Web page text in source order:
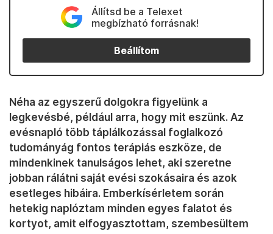
Állítsd be a Telexet
megbízható forrásnak!
Beállítom
Néha az egyszerű dolgokra figyelünk a
legkevésbé, például arra, hogy mit eszünk. Az
evésnapló több táplálkozással foglalkozó
tudományág fontos terápiás eszköze, de
mindenkinek tanulságos lehet, aki szeretne
jobban rálátni saját evési szokásaira és azok
esetleges hibáira. Emberkísérletem során
hetekig naplóztam minden egyes falatot és
kortyot, amit elfogyasztottam, szembesültem